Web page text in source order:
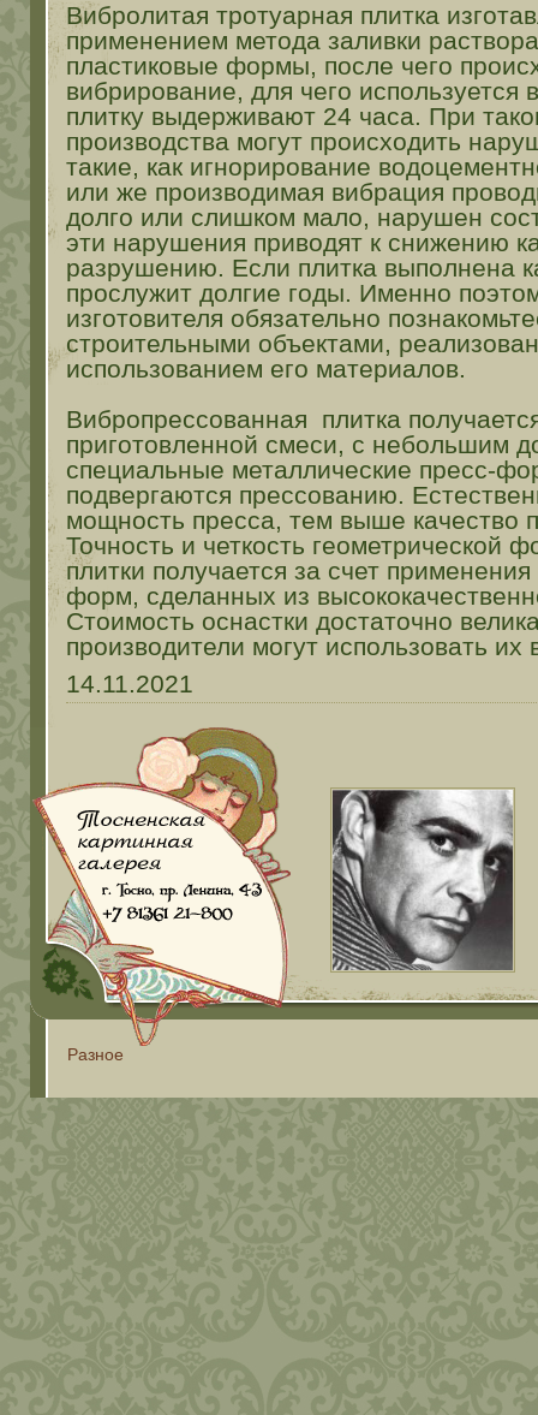
Вибролитая тротуарная плитка
применением метода заливки
пластиковые формы, после чего
вибрирование, для чего используется
плитку выдерживают 24 часа. При
производства могут происходить
такие, как игнорирование
или же производимая вибрация
долго или слишком мало, нарушен
эти нарушения приводят к снижению
разрушению. Если плитка выполнена
прослужит долгие годы. Именно
изготовителя обязательно
строительными объектами,
использованием его материалов.
Вибропрессованная плитка
приготовленной смеси, с небольшим
специальные металлические пресс-
подвергаются прессованию.
мощность пресса, тем выше качество
Точность и четкость геометрической
плитки получается за счет
форм, сделанных из
Стоимость оснастки достаточно
производители могут использовать их
14.11.2021
Разное